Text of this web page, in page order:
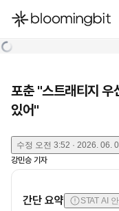
한국어
포춘 "스트래티지 우
있어"
수정 오전 3:52 · 2026. 06.
강민승 기자
간단 요약 STAT AI